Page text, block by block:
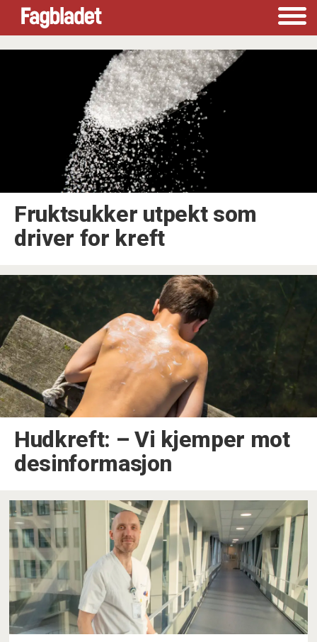
Fruktsukker utpekt som
driver for kreft
Hudkreft: – Vi kjemper mot
desinformasjon